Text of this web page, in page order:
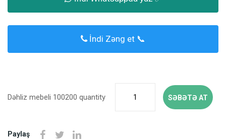
İndi Zəng et 📞
Dəhliz mebeli 100200 quantity SƏBƏTƏ AT
Paylaş